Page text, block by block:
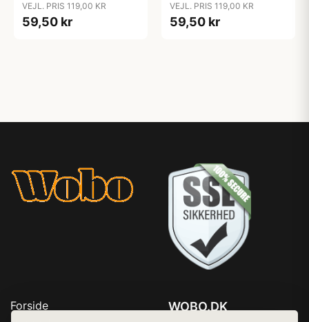
VEJL. PRIS 119,00 KR
59,50 kr
VEJL. PRIS 119,00 KR
59,50 kr
Forside
WOBO.DK